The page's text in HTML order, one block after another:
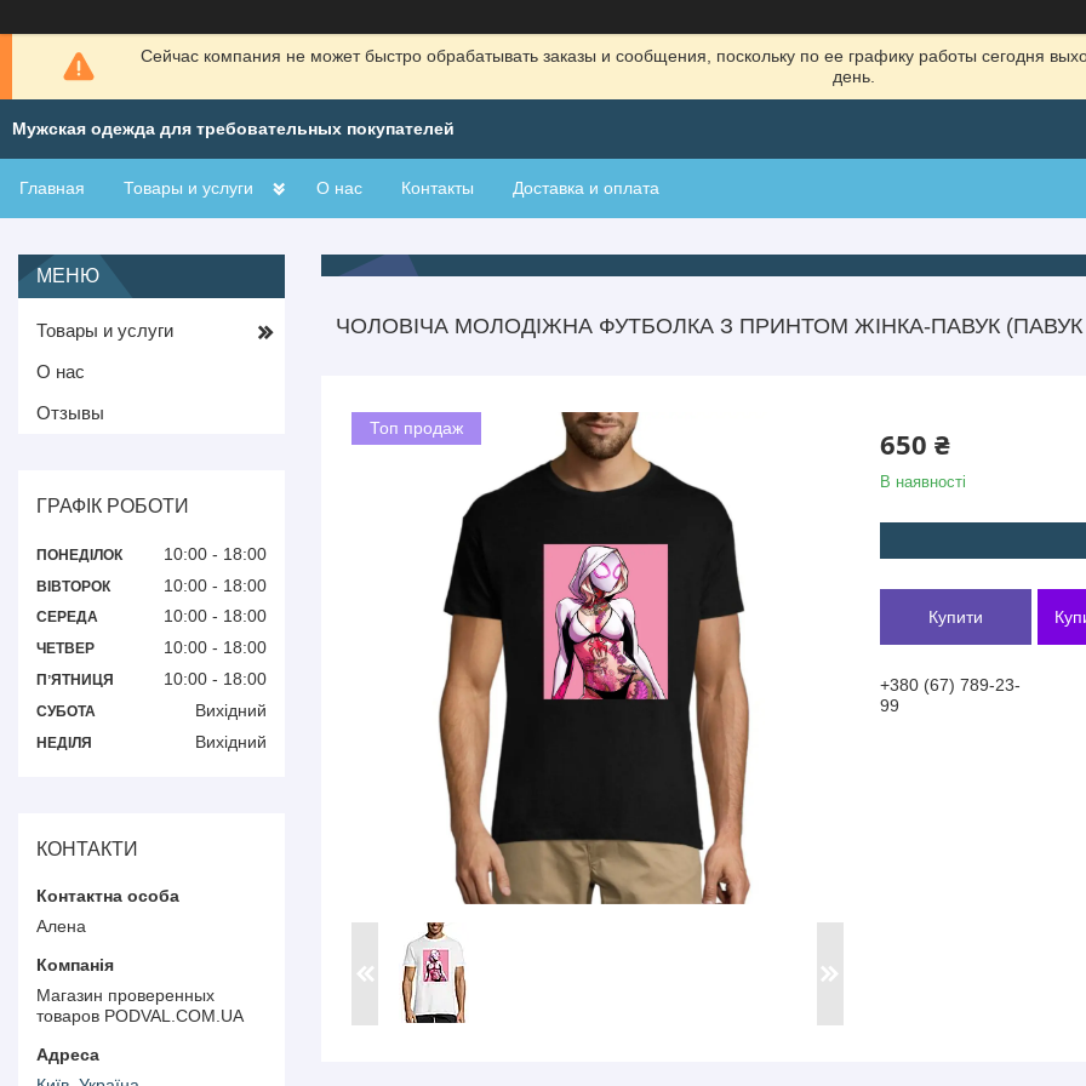
Сейчас компания не может быстро обрабатывать заказы и сообщения, поскольку по ее графику работы сегодня
день.
Мужская одежда для требовательных покупателей
Главная Товары и услуги О нас Контакты Доставка и оплата
ЧОЛОВІЧА МОЛОДІЖНА ФУТБОЛКА З ПРИНТОМ ЖІНКА-ПАВУК
Топ продаж 650 ₴
В наявності
Купити
+380 (67) 789-23-
99
Товары и услуги
О нас
Отзывы
ГРАФІК РОБОТИ
ПОНЕДІЛОК 10:00 18:00
ВІВТОРОК 10:00 18:00
СЕРЕДА 10:00 18:00
ЧЕТВЕР 10:00 18:00
ПʼЯТНИЦЯ 10:00 18:00
СУБОТА Вихідний
НЕДІЛЯ Вихідний
КОНТАКТИ
Алена
Магазин проверенных
товаров PODVAL.СOM.UA